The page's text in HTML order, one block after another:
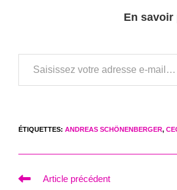
En savoir
Saisissez votre adresse e-mail…
ÉTIQUETTES: ANDREAS SCHÖNENBERGER,
Read
Article précédent